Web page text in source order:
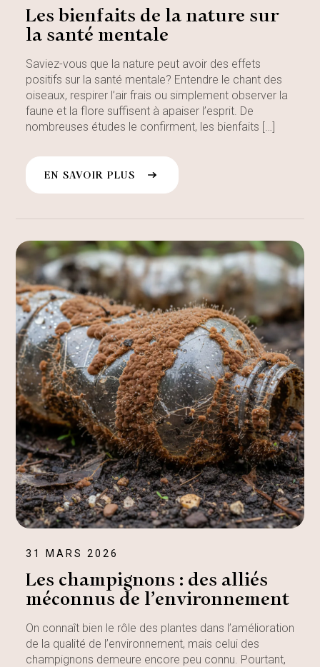
Les bienfaits de la nature sur
la santé mentale
Saviez-vous que la nature peut avoir des effets
positifs sur la santé mentale? Entendre le chant des
oiseaux, respirer l’air frais ou simplement observer la
faune et la flore suffisent à apaiser l’esprit. De
nombreuses études le confirment, les bienfaits […]
EN SAVOIR PLUS
31 MARS 2026
Les champignons : des alliés
méconnus de l’environnement
On connaît bien le rôle des plantes dans l’amélioration
de la qualité de l’environnement, mais celui des
champignons demeure encore peu connu. Pourtant,